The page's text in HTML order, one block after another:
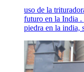
uso de la
futuro en la India .
piedra en la india,